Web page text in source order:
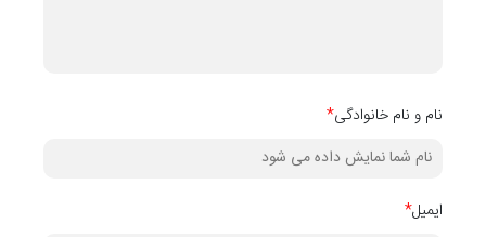
نام و نام خانوادگی*
ایمیل*